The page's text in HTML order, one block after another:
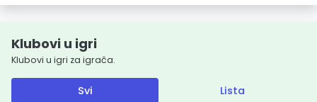
Klubovi u igri
Klubovi u igri za igrača.
Svi Lista